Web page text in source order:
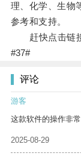
理、化学、生物
参考和支持。
赶快点击链接
#37#
评论
游客
这款软件的操作非
2025-08-29